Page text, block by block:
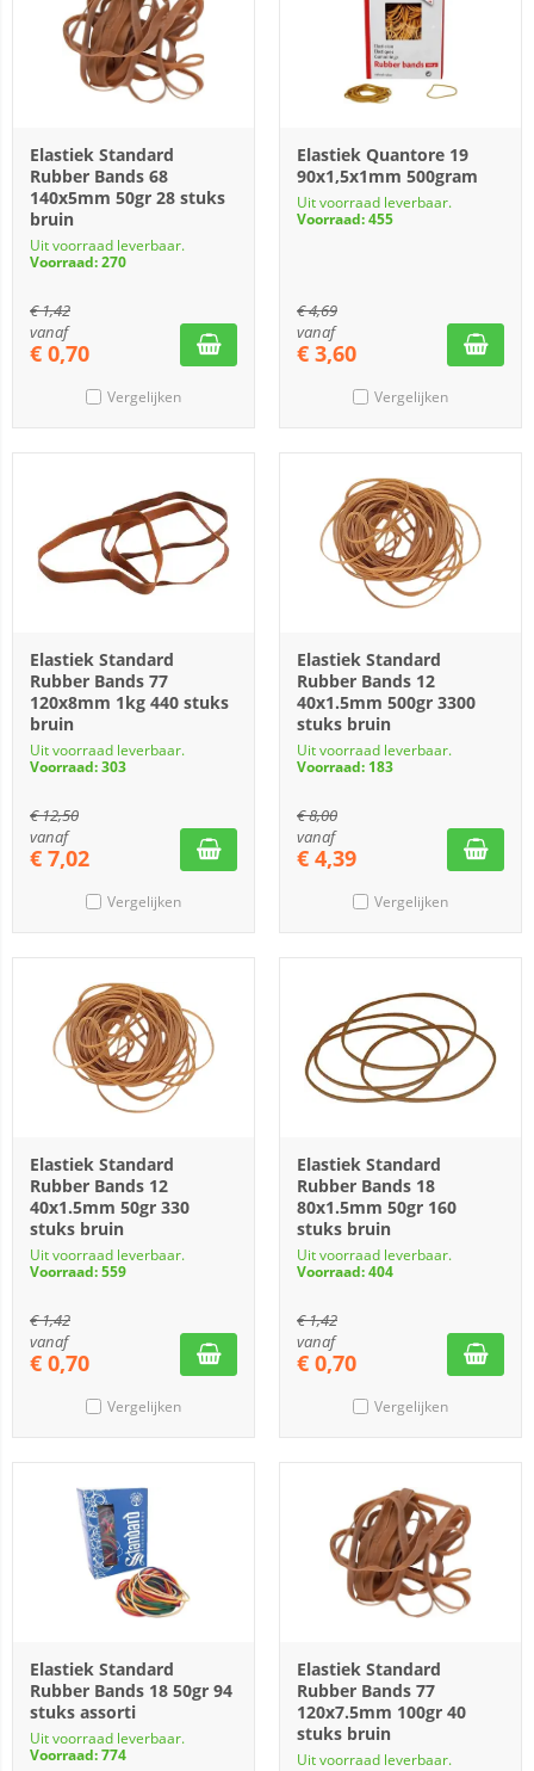
Elastiek Standard
Rubber Bands 68
140x5mm 50gr 28 stuks
bruin
Uit voorraad leverbaar.
Voorraad: 270
€1,42
vanaf
€ 0,70
Vergelijken
Elastiek Quantore 19
90x1,5x1mm 500gram
Uit voorraad leverbaar.
Voorraad: 455
€4,69
vanaf
€ 3,60
Vergelijken
Elastiek Standard
Rubber Bands 77
120x8mm 1kg 440 stuks
bruin
Uit voorraad leverbaar.
Voorraad: 303
€12,50
vanaf
€ 7,02
Vergelijken
Elastiek Standard
Rubber Bands 12
40x1.5mm 500gr 3300
stuks bruin
Uit voorraad leverbaar.
Voorraad: 183
€8,00
vanaf
€ 4,39
Vergelijken
Elastiek Standard
Rubber Bands 12
40x1.5mm 50gr 330
stuks bruin
Uit voorraad leverbaar.
Voorraad: 559
€1,42
vanaf
€ 0,70
Vergelijken
Elastiek Standard
Rubber Bands 18
80x1.5mm 50gr 160
stuks bruin
Uit voorraad leverbaar.
Voorraad: 404
€1,42
vanaf
€ 0,70
Vergelijken
Elastiek Standard
Rubber Bands 18 50gr 94
stuks assorti
Uit voorraad leverbaar.
Voorraad: 774
Elastiek Standard
Rubber Bands 77
120x7.5mm 100gr 40
stuks bruin
Uit voorraad leverbaar.